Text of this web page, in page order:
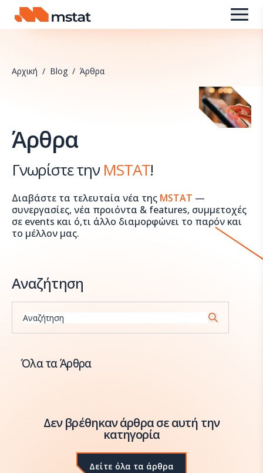
Skip to content
Αρχική / Blog / Άρθρα
Άρθρα
Γνωρίστε τηνMSTAT!
Διαβάστε τα τελευταία νέα της MSTAT —
συνεργασίες, νέα προιόντα & features, συμμετοχές
σε events και ό,τι άλλο διαμορφώνει το παρόν και
το μέλλον μας.
Αναζήτηση
Αναζήτηση
Όλα τα Άρθρα
Δεν βρέθηκαν άρθρα σε αυτή την
κατηγορία
Δείτε όλα τα άρθρα